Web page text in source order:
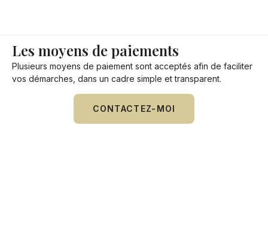
Les moyens de paiements
Plusieurs moyens de paiement sont acceptés afin de faciliter
vos démarches, dans un cadre simple et transparent.
CONTACTEZ-MOI